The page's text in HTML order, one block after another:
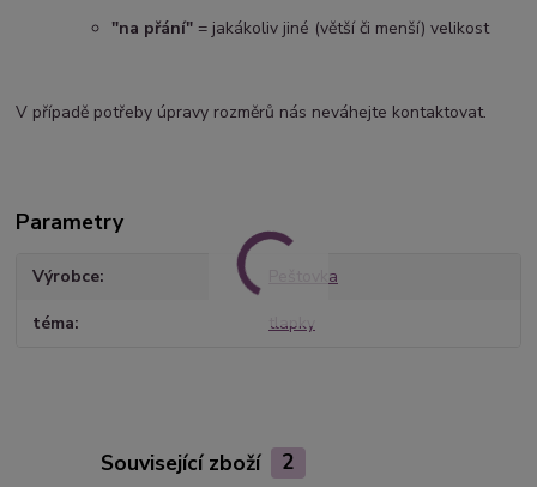
"na přání" = jakákoliv jiné (větší či menší) velikost
V případě potřeby úpravy rozměrů nás neváhejte kontaktovat.
Parametry
Výrobce Peštovka
téma tlapky
Související zboží 2